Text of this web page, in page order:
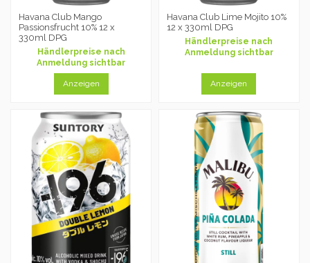
Havana Club Mango
Passionsfrucht 10% 12 x
330ml DPG
Händlerpreise nach
Anmeldung sichtbar
Anzeigen
Havana Club Lime Mojito 10%
12 x 330ml DPG
Händlerpreise nach
Anmeldung sichtbar
Anzeigen